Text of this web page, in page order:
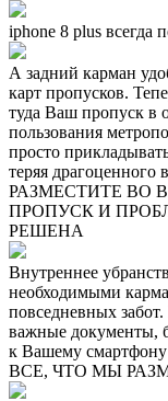
iphone 8 plus всегда
А задний карман
карт пропусков.
туда Ваш пропуск в
пользования
просто
теряя
РАЗМЕСТИТЕ ВО
ПРОПУСК И
РЕШЕНА
Внутреннее
необходимыми
повседневных
важные документы,
к Вашему
ВСЕ, ЧТО МЫ